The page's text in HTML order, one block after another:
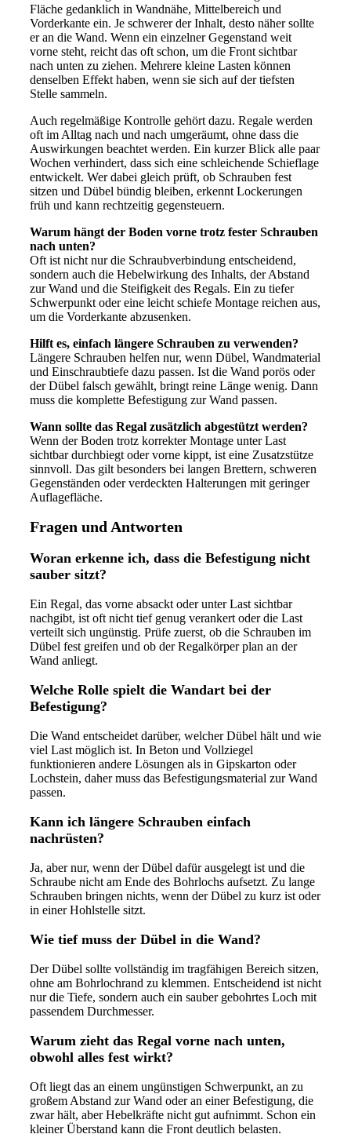
Fläche gedanklich in Wandnähe, Mittelbereich und
Vorderkante ein. Je schwerer der Inhalt, desto näher sollte
er an die Wand. Wenn ein einzelner Gegenstand weit
vorne steht, reicht das oft schon, um die Front sichtbar
nach unten zu ziehen. Mehrere kleine Lasten können
denselben Effekt haben, wenn sie sich auf der tiefsten
Stelle sammeln.
Auch regelmäßige Kontrolle gehört dazu. Regale werden
oft im Alltag nach und nach umgeräumt, ohne dass die
Auswirkungen beachtet werden. Ein kurzer Blick alle paar
Wochen verhindert, dass sich eine schleichende Schieflage
entwickelt. Wer dabei gleich prüft, ob Schrauben fest
sitzen und Dübel bündig bleiben, erkennt Lockerungen
früh und kann rechtzeitig gegensteuern.
Warum hängt der Boden vorne trotz fester Schrauben
nach unten?
Oft ist nicht nur die Schraubverbindung entscheidend,
sondern auch die Hebelwirkung des Inhalts, der Abstand
zur Wand und die Steifigkeit des Regals. Ein zu tiefer
Schwerpunkt oder eine leicht schiefe Montage reichen aus,
um die Vorderkante abzusenken.
Hilft es, einfach längere Schrauben zu verwenden?
Längere Schrauben helfen nur, wenn Dübel, Wandmaterial
und Einschraubtiefe dazu passen. Ist die Wand porös oder
der Dübel falsch gewählt, bringt reine Länge wenig. Dann
muss die komplette Befestigung zur Wand passen.
Wann sollte das Regal zusätzlich abgestützt werden?
Wenn der Boden trotz korrekter Montage unter Last
sichtbar durchbiegt oder vorne kippt, ist eine Zusatzstütze
sinnvoll. Das gilt besonders bei langen Brettern, schweren
Gegenständen oder verdeckten Halterungen mit geringer
Auflagefläche.
Fragen und Antworten
Woran erkenne ich, dass die Befestigung nicht
sauber sitzt?
Ein Regal, das vorne absackt oder unter Last sichtbar
nachgibt, ist oft nicht tief genug verankert oder die Last
verteilt sich ungünstig. Prüfe zuerst, ob die Schrauben im
Dübel fest greifen und ob der Regalkörper plan an der
Wand anliegt.
Welche Rolle spielt die Wandart bei der
Befestigung?
Die Wand entscheidet darüber, welcher Dübel hält und wie
viel Last möglich ist. In Beton und Vollziegel
funktionieren andere Lösungen als in Gipskarton oder
Lochstein, daher muss das Befestigungsmaterial zur Wand
passen.
Kann ich längere Schrauben einfach
nachrüsten?
Ja, aber nur, wenn der Dübel dafür ausgelegt ist und die
Schraube nicht am Ende des Bohrlochs aufsetzt. Zu lange
Schrauben bringen nichts, wenn der Dübel zu kurz ist oder
in einer Hohlstelle sitzt.
Wie tief muss der Dübel in die Wand?
Der Dübel sollte vollständig im tragfähigen Bereich sitzen,
ohne am Bohrlochrand zu klemmen. Entscheidend ist nicht
nur die Tiefe, sondern auch ein sauber gebohrtes Loch mit
passendem Durchmesser.
Warum zieht das Regal vorne nach unten,
obwohl alles fest wirkt?
Oft liegt das an einem ungünstigen Schwerpunkt, an zu
großem Abstand zur Wand oder an einer Befestigung, die
zwar hält, aber Hebelkräfte nicht gut aufnimmt. Schon ein
kleiner Überstand kann die Front deutlich belasten.